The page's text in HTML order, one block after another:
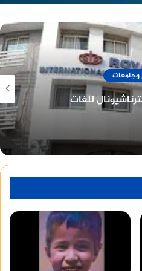
العقارات مجانا
وخدمات
الدولية